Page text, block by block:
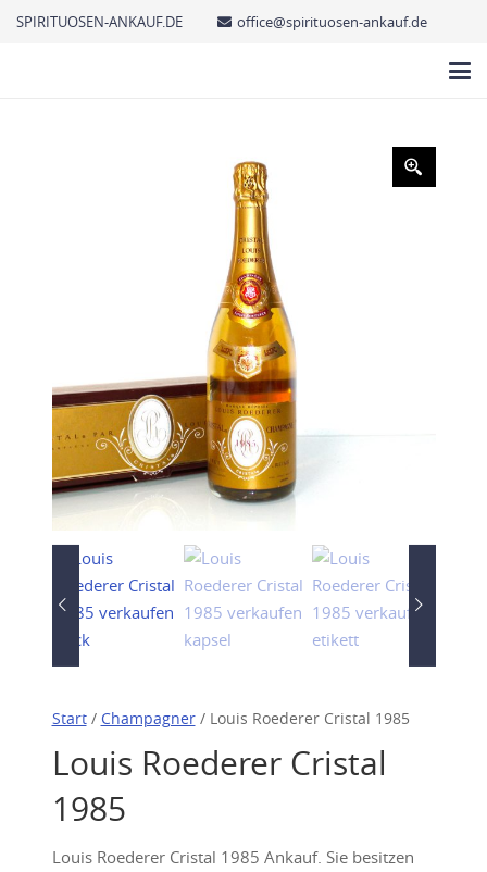
SPIRITUOSEN-ANKAUF.DE office@spirituosen-ankauf.de
Start/ Champagner/ Louis Roederer Cristal 1985
Louis Roederer Cristal
1985
Louis Roederer Cristal 1985 Ankauf. Sie besitzen